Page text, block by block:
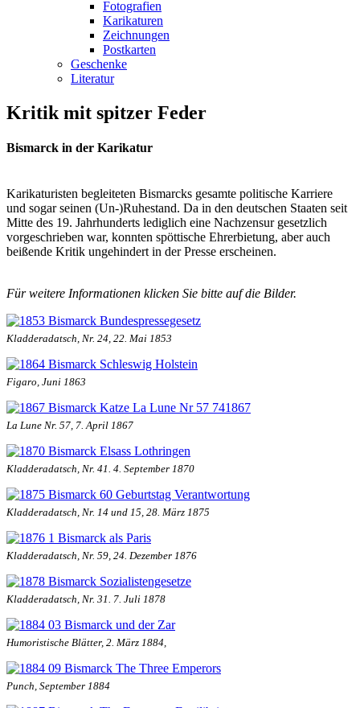
Fotografien
Karikaturen
Zeichnungen
Postkarten
Geschenke
Literatur
Kritik mit spitzer Feder
Bismarck in der Karikatur
Karikaturisten begleiteten Bismarcks gesamte politische Karriere
und sogar seinen (Un-)Ruhestand. Da in den deutschen Staaten seit
Mitte des 19. Jahrhunderts lediglich eine Nachzensur gesetzlich
vorgeschrieben war, konnten spöttische Ehrerbietung, aber auch
beißende Kritik ungehindert in der Presse erscheinen.
Für weitere Informationen klicken Sie bitte auf die Bilder.
Kladderadatsch, Nr. 24, 22. Mai 1853
Figaro, Juni 1863
La Lune Nr. 57, 7. April 1867
Kladderadatsch, Nr. 41. 4. September 1870
Kladderadatsch, Nr. 14 und 15, 28. März 1875
Kladderadatsch, Nr. 59, 24. Dezember 1876
Kladderadatsch, Nr. 31. 7. Juli 1878
Humoristische Blätter, 2. März 1884,
Punch, September 1884